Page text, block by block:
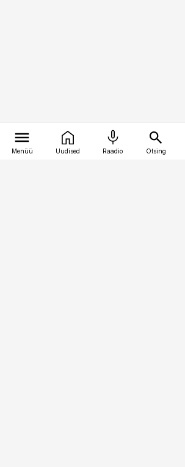
Menüü Uudised Raadio Otsing